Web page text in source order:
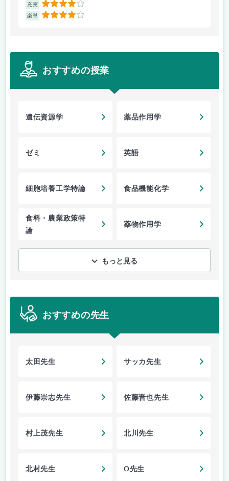
充実 4
楽単 4
おすすめの授業
遺伝資源学 薬品作用学
ゼミ 英語
細胞培養工学特論 食品機能化学
食料・農業政策特
論
薬物作用学
もっと見る
おすすめの先生
太田先生 サッカ先生
伊藤崇志先生 佐藤晋也先生
村上茂先生 北川先生
北村先生 O先生